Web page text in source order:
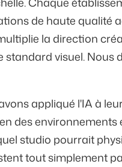
de haute qualité
la direction
standard visuel.
appliqué l'IA à
des
studio pourrait
tout simplement